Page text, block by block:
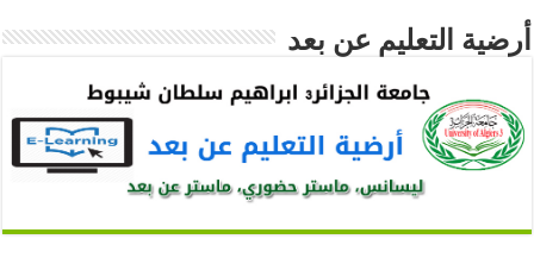
أرضية التعليم عن بعد